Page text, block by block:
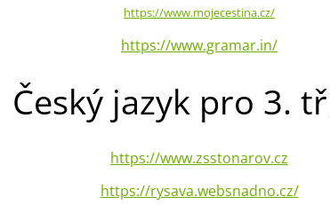
https://www.mojecestina.cz/
https://www.gramar.in/
Český jazyk pro 3.
https://www.zsstonarov.cz
https://rysava.websnadno.cz/